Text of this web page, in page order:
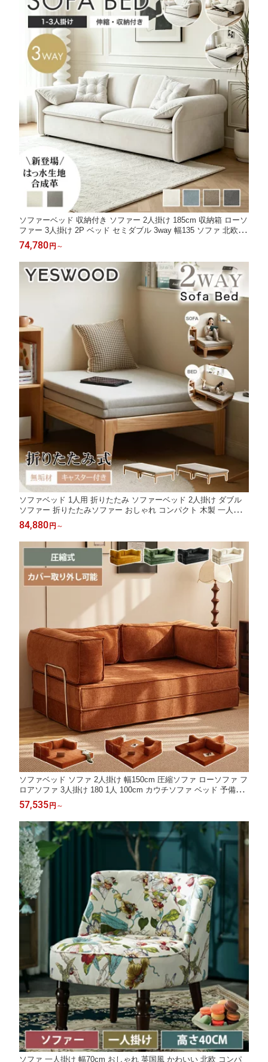
ソファーベッド 収納付き ソファー 2人掛け 185cm 収納箱 ローソ
ファー 3人掛け 2P ベッド セミダブル 3way 幅135 ソファ 北欧 21
5cm カウチソファー 155cm 伸縮 大きめ 4人 フロアソファ 肘付
き ローソファ 二人掛け ソファベッド ダブル 韓国インテリア グ
レー ベージュ
74,780 円 ～
ソファベッド 1人用 折りたたみ ソファーベッド 2人掛け ダブル
ソファー 折りたたみソファー おしゃれ コンパクト 木製 一人掛け
ソファ ローソファベッド 折り畳み 幅90cm 2way 省スペース ダ
ブル ブラウン ホワイト 簡易ベッド 北欧 一人暮らし yeswood 送
料無料
84,880 円 ～
ソファベッド ソファ 2人掛け 幅150cm 圧縮ソファ ローソファ フ
ロアソファ 3人掛け 180 1人 100cm カウチソファ ベッド 予備ベ
ッド 圧縮 コンパクト 4人掛け 220 コーデュロイ 洗える おしゃれ
モダン ワンルーム リビング 新生活 ホワイト イエロー ブラック
完成品
57,535 円 ～
ソファ 一人掛け 幅70cm おしゃれ 英国風 かわいい 北欧 コンパ